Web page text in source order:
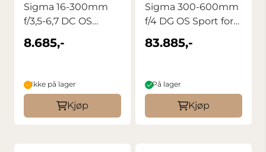
Sigma 16-300mm
f/3,5-6,7 DC OS
Contemporary Sony
...
8.685,-
Ikke på lager
Kjøp
Sigma 300-600mm
f/4 DG OS Sport for
Sony FE
83.885,-
På lager
Kjøp